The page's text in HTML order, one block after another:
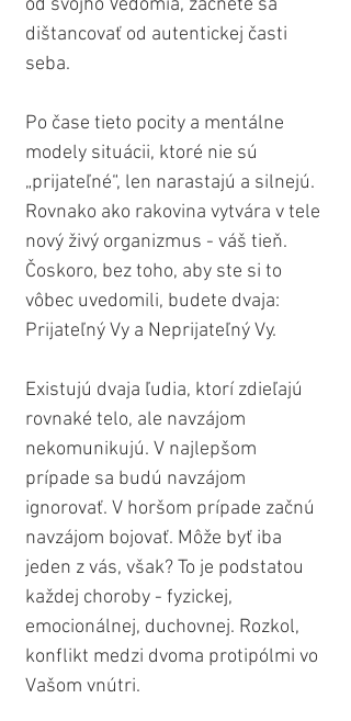
od svojho Vedomia, začnete sa
dištancovať od autentickej časti
seba.
Po čase tieto pocity a mentálne
modely situácii, ktoré nie sú
„prijateľné“, len narastajú a silnejú.
Rovnako ako rakovina vytvára v tele
nový živý organizmus - váš tieň.
Čoskoro, bez toho, aby ste si to
vôbec uvedomili, budete dvaja:
Prijateľný Vy a Neprijateľný Vy.
Existujú dvaja ľudia, ktorí zdieľajú
rovnaké telo, ale navzájom
nekomunikujú. V najlepšom
prípade sa budú navzájom
ignorovať. V horšom prípade začnú
navzájom bojovať. Môže byť iba
jeden z vás, však? To je podstatou
každej choroby - fyzickej,
emocionálnej, duchovnej. Rozkol,
konflikt medzi dvoma protipólmi vo
Vašom vnútri.